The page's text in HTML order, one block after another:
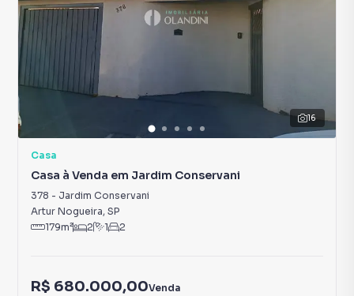
16
Casa
Casa à Venda em Jardim Conservani
378 - Jardim Conservani
Artur Nogueira, SP
179m² 2 1 2
R$ 680.000,00Venda